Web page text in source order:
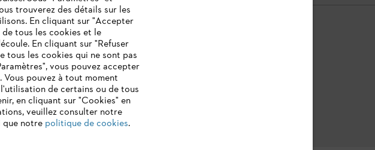
des données Mentions légales
trouverez des détails sur les
En cliquant sur "Accepter
tous les cookies et le
En cliquant sur "Refuser
tous les cookies qui ne sont pas
vous pouvez accepter
pouvez à tout moment
de certains ou de tous
en cliquant sur "Cookies" en
veuillez consulter notre
que notre politique de cookies.